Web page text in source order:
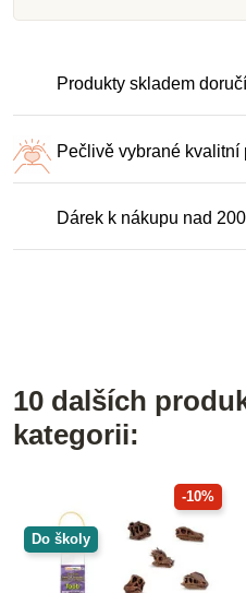
Produkty skladem
Pečlivě vybrané kvalitní
Dárek k nákupu nad
10 dalších
kategorii:
-10%
Do školy